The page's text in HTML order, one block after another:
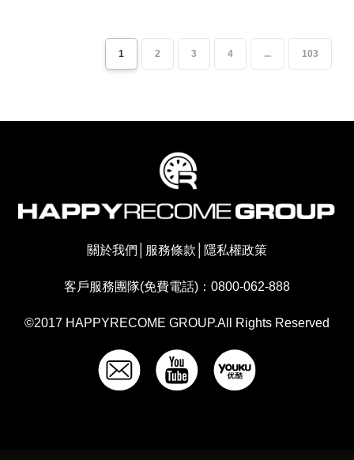
1 2 3 4 ... 103
關於我們 服務條款 隱私權政策
客戶服務團隊(免費電話)：0800-062-888
©2017 HAPPYRECOME GROUP.All Rights Reserved